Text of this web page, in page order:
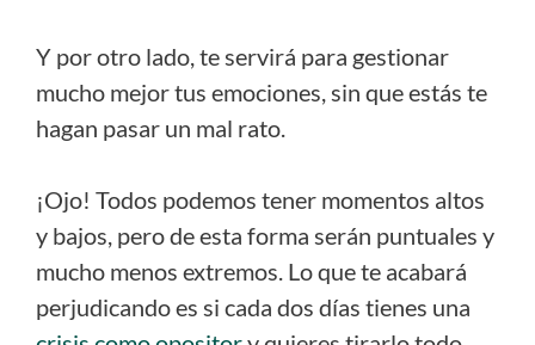
Y por otro lado, te servirá para gestionar
mucho mejor tus emociones, sin que estás te
hagan pasar un mal rato.
¡Ojo! Todos podemos tener momentos altos
y bajos, pero de esta forma serán puntuales y
mucho menos extremos. Lo que te acabará
perjudicando es si cada dos días tienes una